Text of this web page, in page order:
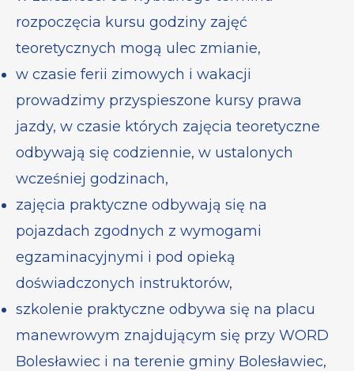
rozpoczęcia kursu godziny zajęć
teoretycznych mogą ulec zmianie,
w czasie ferii zimowych i wakacji
prowadzimy przyspieszone kursy prawa
jazdy, w czasie których zajęcia teoretyczne
odbywają się codziennie, w ustalonych
wcześniej godzinach,
zajęcia praktyczne odbywają się na
pojazdach zgodnych z wymogami
egzaminacyjnymi i pod opieką
doświadczonych instruktorów,
szkolenie praktyczne odbywa się na placu
manewrowym znajdującym się przy WORD
Bolesławiec i na terenie gminy Bolesławiec,